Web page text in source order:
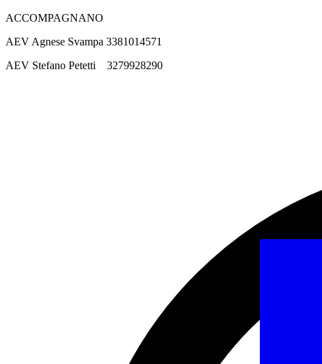
ACCOMPAGNANO
AEV Agnese Svampa 3381014571
AEV Stefano Petetti 3279928290